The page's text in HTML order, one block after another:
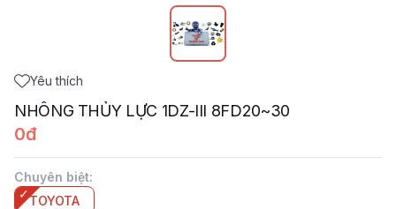
Yêu thích
NHÔNG THỦY LỰC 1DZ-III 8FD20~30
0đ
Chuyên biệt:
TOYOTA